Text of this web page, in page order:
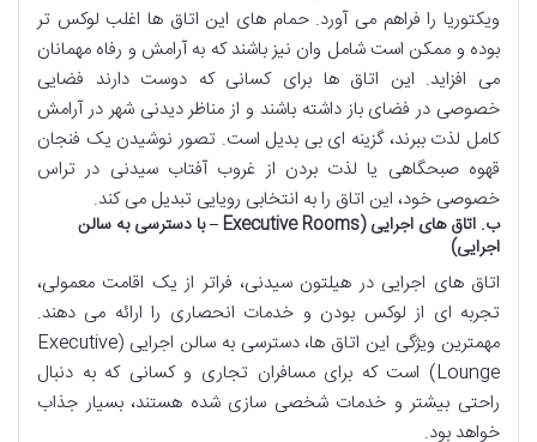
ویکتوریا را فراهم می آورد. حمام های این اتاق ها اغلب لوکس تر
بوده و ممکن است شامل وان نیز باشند که به آرامش و رفاه مهمانان
می افزاید. این اتاق ها برای کسانی که دوست دارند فضایی
خصوصی در فضای باز داشته باشند و از مناظر دیدنی شهر در آرامش
کامل لذت ببرند، گزینه ای بی بدیل است. تصور نوشیدن یک فنجان
قهوه صبحگاهی یا لذت بردن از غروب آفتاب سیدنی در تراس
خصوصی خود، این اتاق را به انتخابی رویایی تبدیل می کند.
ب. اتاق های اجرایی (Executive Rooms – با دسترسی به سالن
اجرایی)
اتاق های اجرایی در هیلتون سیدنی، فراتر از یک اقامت معمولی،
تجربه ای از لوکس بودن و خدمات انحصاری را ارائه می دهند.
مهمترین ویژگی این اتاق ها، دسترسی به سالن اجرایی (Executive
Lounge) است که برای مسافران تجاری و کسانی که به دنبال
راحتی بیشتر و خدمات شخصی سازی شده هستند، بسیار جذاب
خواهد بود.